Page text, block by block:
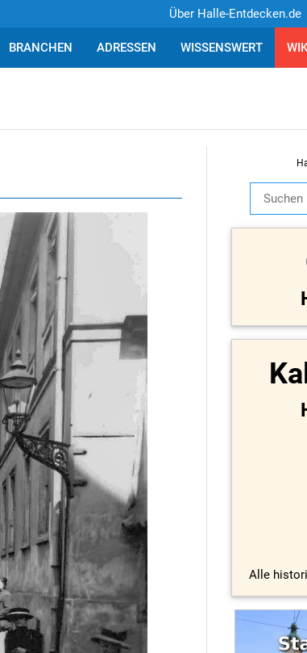
Über Halle-Entdecken.de
BRANCHEN ADRESSEN WISSENSWERT
Alle